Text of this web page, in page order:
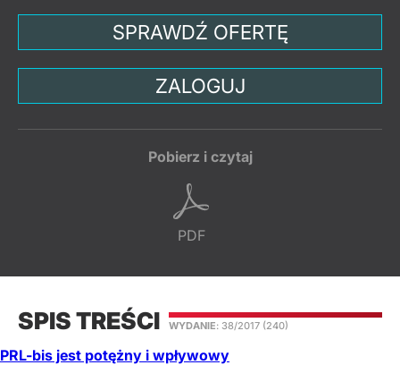
SPRAWDŹ OFERTĘ
ZALOGUJ
Pobierz i czytaj
PDF
SPIS TREŚCI WYDANIE: 38/2017 (240)
PRL-bis jest potężny i wpływowy